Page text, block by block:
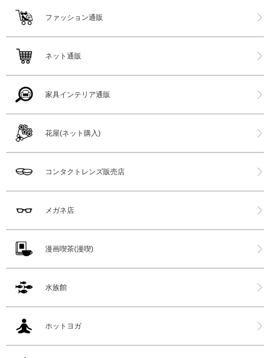
ファッション通販
ネット通販
家具インテリア通販
花屋(ネット購入)
コンタクトレンズ販売店
メガネ店
漫画喫茶(漫喫)
水族館
ホットヨガ